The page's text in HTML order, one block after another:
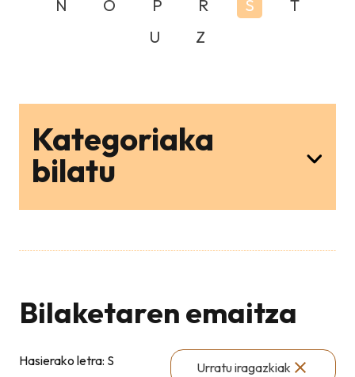
N
O P R S
T
U
Z
Kategoriaka
bilatu
Bilaketaren emaitza
Hasierako letra: S Urratu iragazkiak